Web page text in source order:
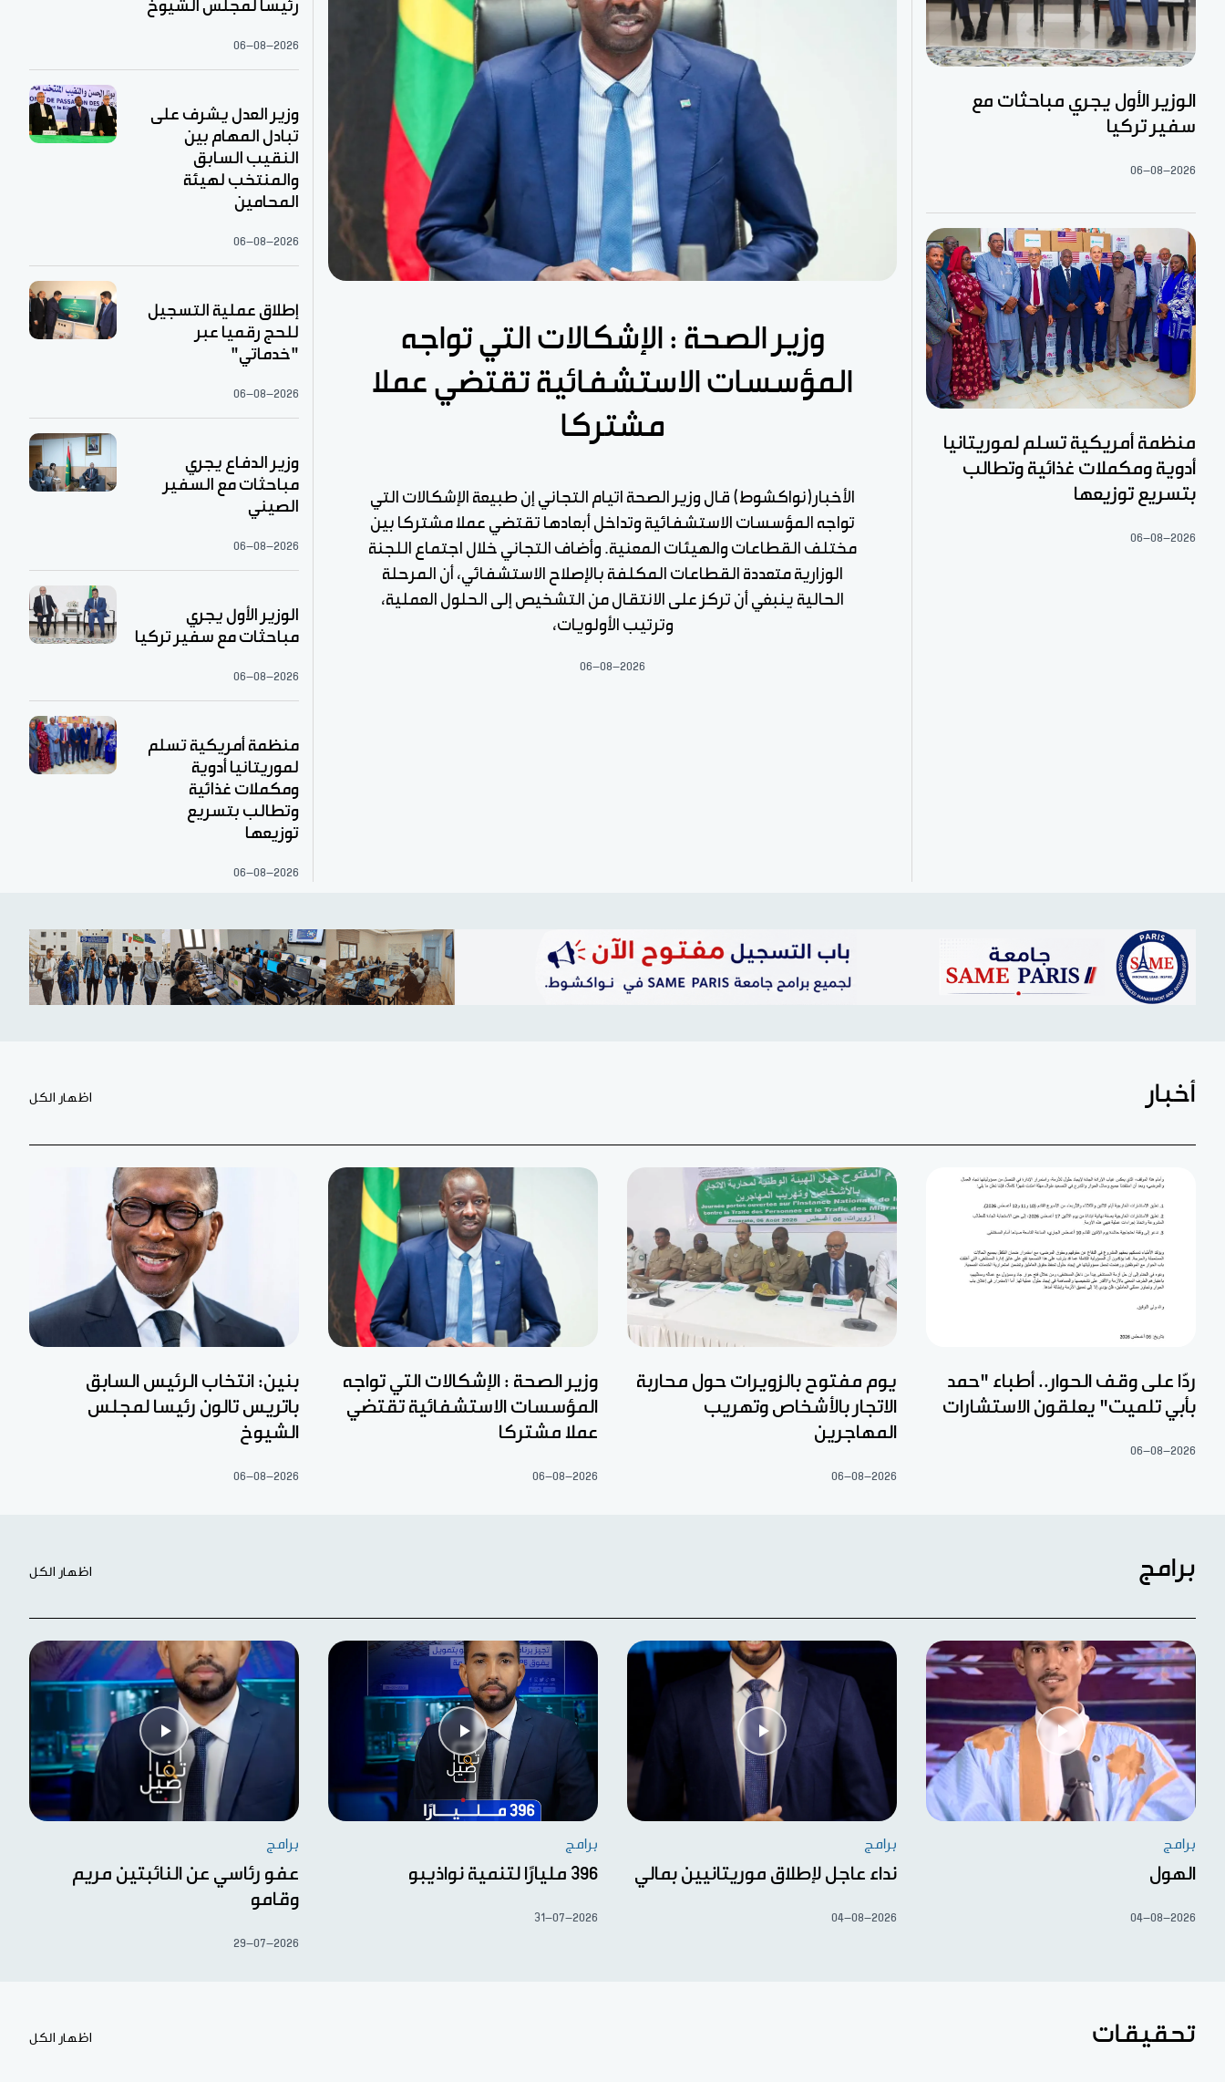
الوزير الأول يجري مباحثات مع
سفير تركيا
06-08-2026
منظمة أمريكية تسلم لموريتانيا
أدوية ومكملات غذائية وتطالب
بتسريع توزيعها
06-08-2026
وزير الصحة : الإشكالات التي تواجه
المؤسسات الاستشفائية تقتضي عملا
مشتركا
الأخبار(نواكشوط) قال وزير الصحة اتيام التجاني إن طبيعة الإشكالات التي
تواجه المؤسسات الاستشفائية وتداخل أبعادها تقتضي عملا مشتركا بين
مختلف القطاعات والهيئات المعنية. وأضاف التجاني خلال اجتماع اللجنة
الوزارية متعددة القطاعات المكلفة بالإصلاح الاستشفائي، أن المرحلة
الحالية ينبغي أن تركز على الانتقال من التشخيص إلى الحلول العملية،
وترتيب الأولويات،
06-08-2026
رئيسا لمجلس الشيوخ
06-08-2026
وزير العدل يشرف على
تبادل المهام بين
النقيب السابق
والمنتخب لهيئة
المحامين
06-08-2026
إطلاق عملية التسجيل
للحج رقميا عبر
"خدماتي"
06-08-2026
وزير الدفاع يجري
مباحثات مع السفير
الصيني
06-08-2026
الوزير الأول يجري
مباحثات مع سفير تركيا
06-08-2026
منظمة أمريكية تسلم
لموريتانيا أدوية
ومكملات غذائية
وتطالب بتسريع
توزيعها
06-08-2026
أخبار اظهار الكل
ردّا على وقف الحوار.. أطباء "حمد
بأبي تلميت" يعلقون الاستشارات
06-08-2026
يوم مفتوح بالزويرات حول محاربة
الاتجار بالأشخاص وتهريب
المهاجرين
06-08-2026
وزير الصحة : الإشكالات التي تواجه
المؤسسات الاستشفائية تقتضي
عملا مشتركا
06-08-2026
بنين: انتخاب الرئيس السابق
باتريس تالون رئيسا لمجلس
الشيوخ
06-08-2026
برامج اظهار الكل
برامج
الهول
04-08-2026
برامج
نداء عاجل لإطلاق موريتانيين بمالي
04-08-2026
برامج
396 مليارًا لتنمية نواذيبو
31-07-2026
برامج
عفو رئاسي عن النائبتين مريم
وقامو
29-07-2026
تحقيقات اظهار الكل